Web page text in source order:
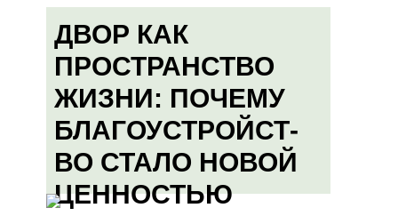
ДВОР КАК
ПРОСТРАНСТВО
ЖИЗНИ: ПОЧЕМУ
БЛАГОУСТРОЙСТ-
ВО СТАЛО НОВОЙ
ЦЕННОСТЬЮ